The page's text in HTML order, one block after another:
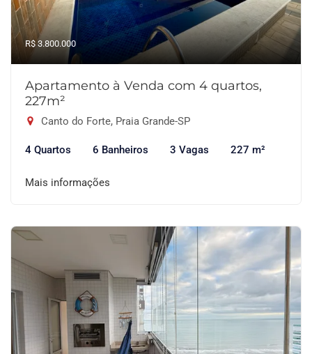
R$ 3.800.000
Apartamento à Venda com 4 quartos,
227m²
Canto do Forte, Praia Grande-SP
4 Quartos 6 Banheiros 3 Vagas 227 m²
Mais informações